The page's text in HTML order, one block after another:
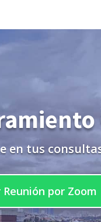
en tus
por Zoom